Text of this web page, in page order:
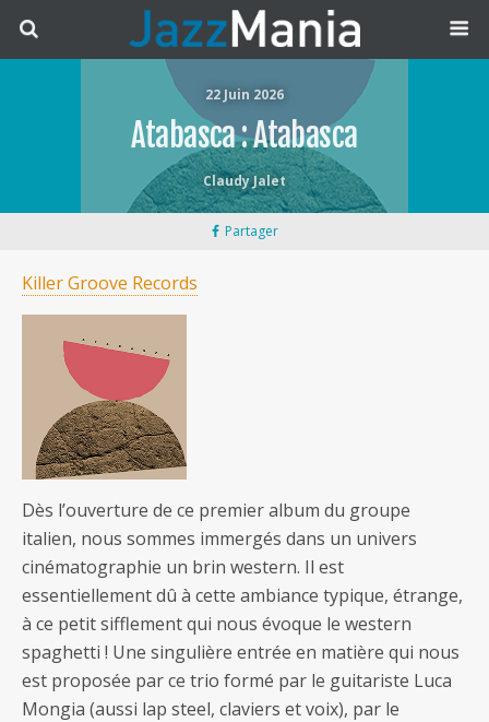
22 Juin 2026
Atabasca : Atabasca
Claudy Jalet
Partager
Killer Groove Records
Dès l’ouverture de ce premier album du groupe
italien, nous sommes immergés dans un univers
cinématographie un brin western. Il est
essentiellement dû à cette ambiance typique, étrange,
à ce petit sifflement qui nous évoque le western
spaghetti ! Une singulière entrée en matière qui nous
est proposée par ce trio formé par le guitariste Luca
Mongia (aussi lap steel, claviers et voix), par le